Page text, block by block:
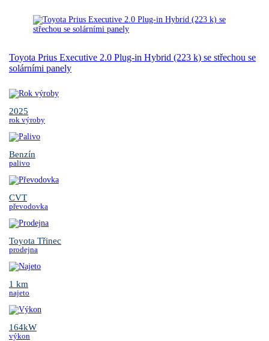
Toyota Prius Executive 2.0 Plug-in Hybrid (223 k) se střechou se
solárními panely
2025
rok výroby
Benzín
palivo
CVT
převodovka
Toyota Třinec
prodejna
1 km
najeto
164kW
výkon